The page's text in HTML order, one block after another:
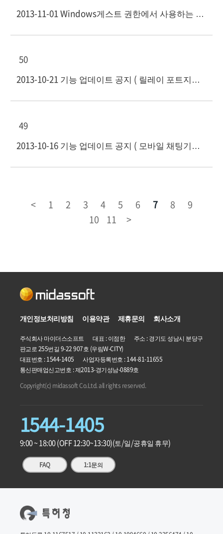
2013-11-01 Windows게스트 권한에서 사용하는 이지헬프 상담원용 프로그램
50
2013-10-21 기능 업데이트 공지 ( 릴레이 포트지정 외)
49
2013-10-16 기능 업데이트 공지 ( 모바일 채팅기능 외)
< 1 2 3 4 5 6 7 8
9
10
11 >
개인정보처리방침 이용약관 제휴문의 회사소개
주식회사 마이더스소프트 대표 : 이점한 주소 : 경기도 성남시 분당구
판교로 255번길 9-22 907호 (우림W-CITY)
대표번호 : 1544-1405 사업자등록번호 :144-81-11655
통신판매업신고번호 : 제2013-경기성남-0889호
Copyright(c) midassoft Co.Ltd. all rights reserved.
1544-1405
9:00 ~ 18:00 (OFF 12:30~13:30)(토/일/공휴일 휴무)
FAQ 1:1문의